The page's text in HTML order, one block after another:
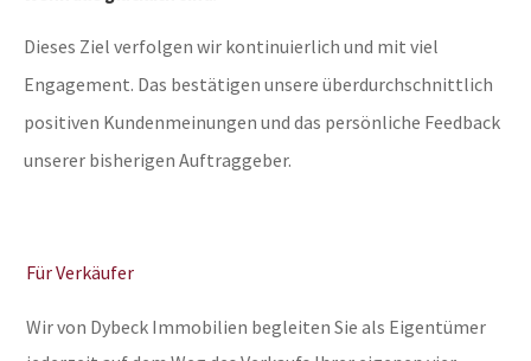
Dieses Ziel verfolgen wir kontinuierlich und mit viel
Engagement. Das bestätigen unsere überdurchschnittlich
positiven Kundenmeinungen und das persönliche Feedback
unserer bisherigen Auftraggeber.
Für Verkäufer
Wir von Dybeck Immobilien begleiten Sie als Eigentümer